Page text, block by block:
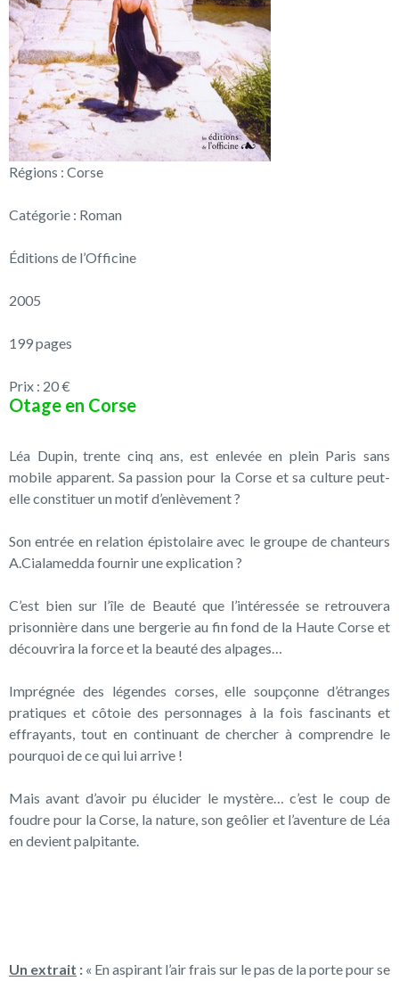
Régions : Corse
Catégorie : Roman
Éditions de l’Officine
2005
199 pages
Prix : 20 €
Otage en Corse
Léa Dupin, trente cinq ans, est enlevée en plein Paris sans
mobile apparent. Sa passion pour la Corse et sa culture peut-
elle constituer un motif d’enlèvement ?
Son entrée en relation épistolaire avec le groupe de chanteurs
A.Cialamedda fournir une explication ?
C’est bien sur l’île de Beauté que l’intéressée se retrouvera
prisonnière dans une bergerie au fin fond de la Haute Corse et
découvrira la force et la beauté des alpages…
Imprégnée des légendes corses, elle soupçonne d’étranges
pratiques et côtoie des personnages à la fois fascinants et
effrayants, tout en continuant de chercher à comprendre le
pourquoi de ce qui lui arrive !
Mais avant d’avoir pu élucider le mystère… c’est le coup de
foudre pour la Corse, la nature, son geôlier et l’aventure de Léa
en devient palpitante.
Un extrait : « En aspirant l’air frais sur le pas de la porte pour se